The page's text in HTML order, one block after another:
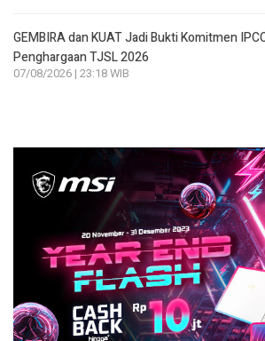
GEMBIRA dan KUAT Jadi Bukti Komitmen
Penghargaan TJSL 2026
07/08/2026 | 23:18 WIB